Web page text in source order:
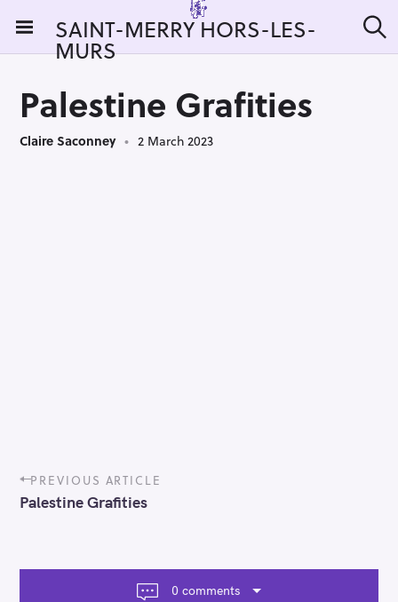
i
SAINT-MERRY HORS-LES-
MURS e
Palestine Grafities
Claire Saconney 2 March 2023
P
o
s
a
PREVIOUS ARTICLE
Palestine Grafities
0 comments